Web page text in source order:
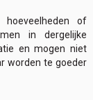
hoeveelheden of
in dergelijke
en mogen niet
worden te goeder